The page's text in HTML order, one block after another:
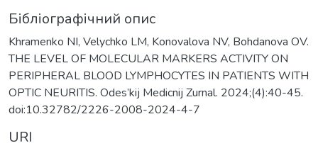
Бібліографічний опис
Khramenko NI, Velychko LM, Konovalova NV, Bohdanova OV.
THE LEVEL OF MOLECULAR MARKERS ACTIVITY ON
PERIPHERAL BLOOD LYMPHOCYTES IN PATIENTS WITH
OPTIC NEURITIS. Odes’kij Medicnij Zurnal. 2024;(4):40-45.
doi:10.32782/2226-2008-2024-4-7
URI